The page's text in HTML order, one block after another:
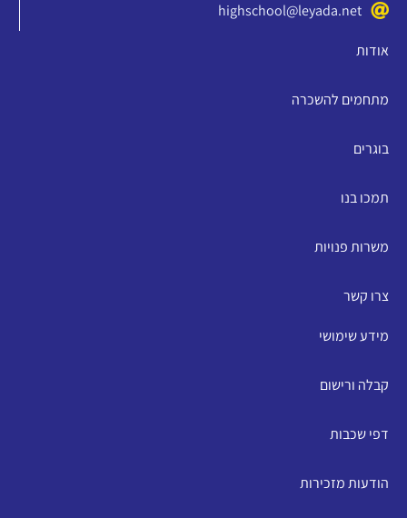
highschool@leyada.net
אודות
מתחמים להשכרה
בוגרים
תמכו בנו
משרות פנויות
צרו קשר
מידע שימושי
קבלה ורישום
דפי שכבות
הודעות מזכירות